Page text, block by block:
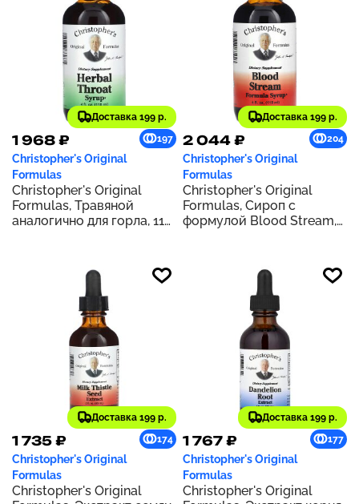
Доставка 199 р.
1 968 ₽ 197
Christopher's Original
Formulas
Christopher's Original
Formulas, Травяной
аналогично для горла, 118
Доставка 199 р.
2 044 ₽ 204
Christopher's Original
Formulas
Christopher's Original
Formulas, Сироп с
формулой Blood Stream,
Доставка 199 р.
1 735 ₽ 174
Christopher's Original
Formulas
Christopher's Original
Доставка 199 р.
1 767 ₽ 177
Christopher's Original
Formulas
Christopher's Original